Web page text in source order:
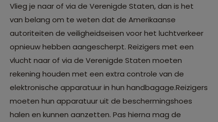
Vlieg je naar of via de Verenigde Staten, dan is het
van belang om te weten dat de Amerikaanse
autoriteiten de veiligheidseisen voor het luchtverkeer
opnieuw hebben aangescherpt. Reizigers met een
vlucht naar of via de Verenigde Staten moeten
rekening houden met een extra controle van de
elektronische apparatuur in hun handbagage.Reizigers
moeten hun apparatuur uit de beschermingshoes
halen en kunnen aanzetten. Pas hierna mag de